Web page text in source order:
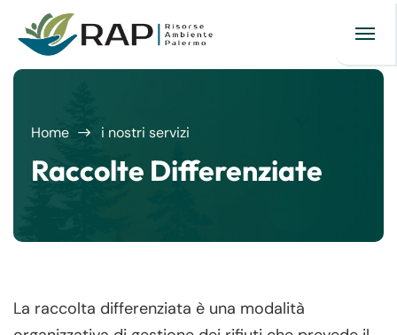
Home i nostri servizi
Raccolte Differenziate
La raccolta differenziata è una modalità